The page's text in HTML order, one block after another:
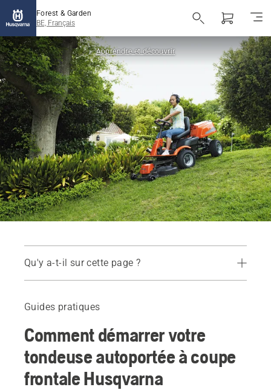
Forest & Garden
BE, Français
Apprendre et découvrir
Qu'y a-t-il sur cette page ?
Guides pratiques
Comment démarrer votre
tondeuse autoportée à coupe
frontale Husqvarna